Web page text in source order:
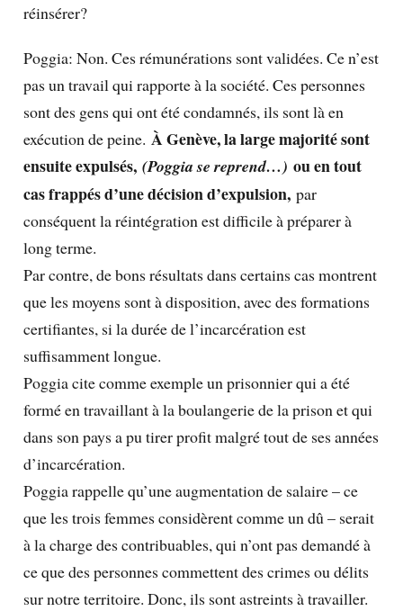
réinsérer?
Poggia: Non. Ces rémunérations sont validées. Ce n’est
pas un travail qui rapporte à la société. Ces personnes
sont des gens qui ont été condamnés, ils sont là en
exécution de peine. À Genève, la large majorité sont
ensuite expulsés, (Poggia se reprend…) ou en tout
cas frappés d’une décision d’expulsion,par
conséquent la réintégration est difficile à préparer à
long terme.
Par contre, de bons résultats dans certains cas montrent
que les moyens sont à disposition, avec des formations
certifiantes, si la durée de l’incarcération est
suffisamment longue.
Poggia cite comme exemple un prisonnier qui a été
formé en travaillant à la boulangerie de la prison et qui
dans son pays a pu tirer profit malgré tout de ses années
d’incarcération.
Poggia rappelle qu’une augmentation de salaire – ce
que les trois femmes considèrent comme un dû – serait
à la charge des contribuables, qui n’ont pas demandé à
ce que des personnes commettent des crimes ou délits
sur notre territoire. Donc, ils sont astreints à travailler.